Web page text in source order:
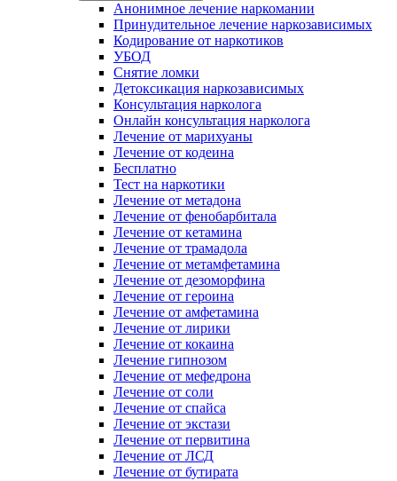
Анонимное лечение наркомании
Принудительное лечение наркозависимых
Кодирование от наркотиков
УБОД
Снятие ломки
Детоксикация наркозависимых
Консультация нарколога
Онлайн консультация нарколога
Лечение от марихуаны
Лечение от кодеина
Бесплатно
Тест на наркотики
Лечение от метадона
Лечение от фенобарбитала
Лечение от кетамина
Лечение от трамадола
Лечение от метамфетамина
Лечение от дезоморфина
Лечение от героина
Лечение от амфетамина
Лечение от лирики
Лечение от кокаина
Лечение гипнозом
Лечение от мефедрона
Лечение от соли
Лечение от спайса
Лечение от экстази
Лечение от первитина
Лечение от ЛСД
Лечение от бутирата